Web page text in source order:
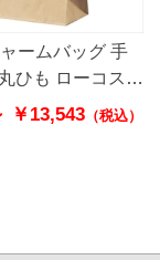
ームバッグ 手
ひも ローコスト
地
￥13,543（税込）